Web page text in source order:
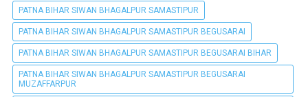
PATNA BIHAR SIWAN BHAGALPUR SAMASTIPUR
PATNA BIHAR SIWAN BHAGALPUR SAMASTIPUR BEGUSARAI
PATNA BIHAR SIWAN BHAGALPUR SAMASTIPUR BEGUSARAI BIHAR
PATNA BIHAR SIWAN BHAGALPUR SAMASTIPUR BEGUSARAI
MUZAFFARPUR